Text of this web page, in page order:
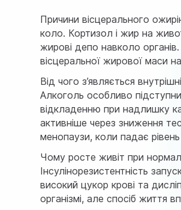
Причини вісцерального
коло. Кортизол і жир на
жирові депо навколо
вісцеральної жирової маси
Від чого з’являється
Алкоголь особливо
відкладенню при надлишку
активніше через зниження
менопаузи, коли падає
Чому росте живіт при
Інсулінорезистентність
високий цукор крові та
організмі, але спосіб життя